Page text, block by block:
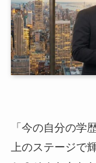
「今の自分の学
上のステージで